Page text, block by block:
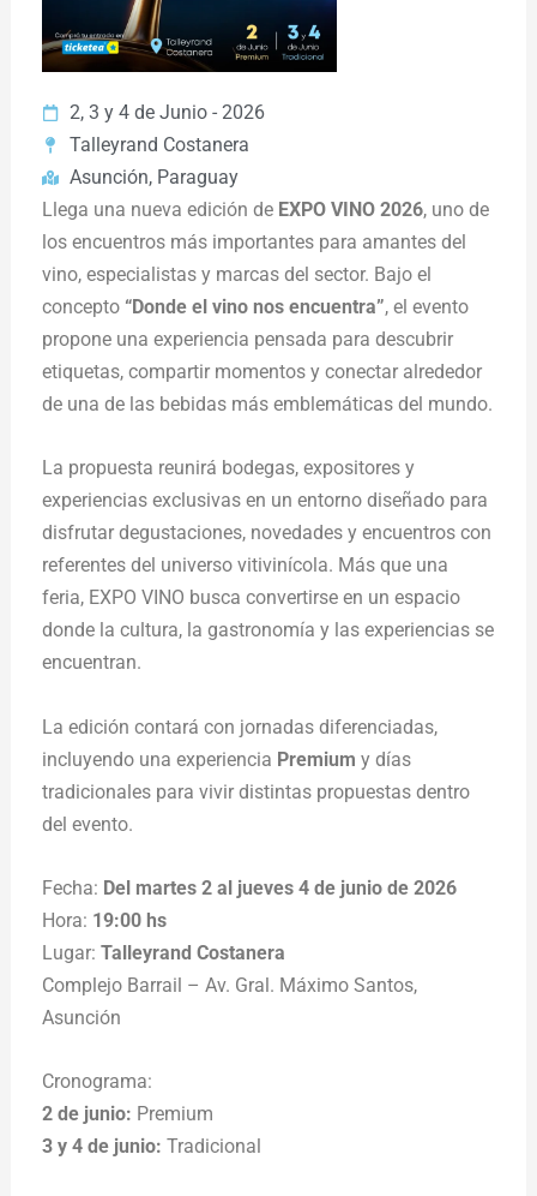
2, 3 y 4 de Junio - 2026
Talleyrand Costanera
Asunción, Paraguay
Llega una nueva edición de EXPO VINO 2026, uno de
los encuentros más importantes para amantes del
vino, especialistas y marcas del sector. Bajo el
concepto “Donde el vino nos encuentra”, el evento
propone una experiencia pensada para descubrir
etiquetas, compartir momentos y conectar alrededor
de una de las bebidas más emblemáticas del mundo.
La propuesta reunirá bodegas, expositores y
experiencias exclusivas en un entorno diseñado para
disfrutar degustaciones, novedades y encuentros con
referentes del universo vitivinícola. Más que una
feria, EXPO VINO busca convertirse en un espacio
donde la cultura, la gastronomía y las experiencias se
encuentran.
La edición contará con jornadas diferenciadas,
incluyendo una experiencia Premium y días
tradicionales para vivir distintas propuestas dentro
del evento.
Fecha: Del martes 2 al jueves 4 de junio de 2026
Hora: 19:00 hs
Lugar:Talleyrand Costanera
Complejo Barrail – Av. Gral. Máximo Santos,
Asunción
Cronograma:
2 de junio: Premium
3 y 4 de junio: Tradicional